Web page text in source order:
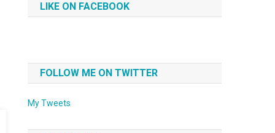
LIKE ON FACEBOOK
FOLLOW ME ON TWITTER
My Tweets